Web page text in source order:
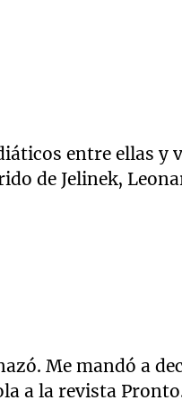
entre ellas y
de Jelinek,
Me mandó a
a la revista